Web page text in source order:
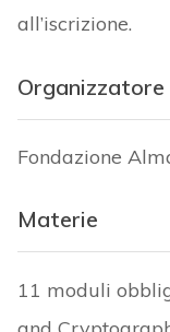
all’iscrizione.
Organizzatore
Fondazione
Materie
11 moduli